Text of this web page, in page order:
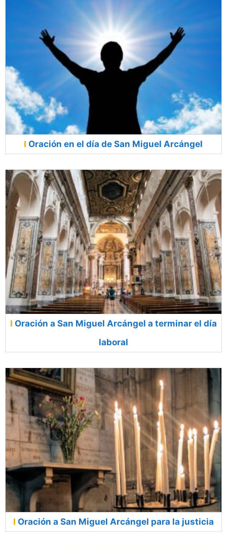
Oración en el día de San Miguel Arcángel
Oración a San Miguel Arcángel a terminar el día
laboral
Oración a San Miguel Arcángel para la justicia